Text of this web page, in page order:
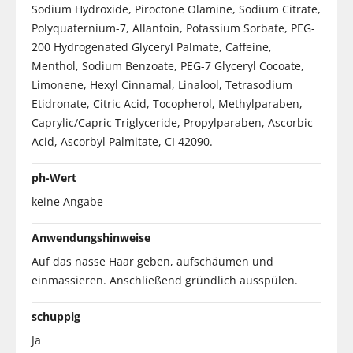
Sodium Hydroxide, Piroctone Olamine, Sodium Citrate,
Polyquaternium-7, Allantoin, Potassium Sorbate, PEG-
200 Hydrogenated Glyceryl Palmate, Caffeine,
Menthol, Sodium Benzoate, PEG-7 Glyceryl Cocoate,
Limonene, Hexyl Cinnamal, Linalool, Tetrasodium
Etidronate, Citric Acid, Tocopherol, Methylparaben,
Caprylic/Capric Triglyceride, Propylparaben, Ascorbic
Acid, Ascorbyl Palmitate, CI 42090.
ph-Wert
keine Angabe
Anwendungshinweise
Auf das nasse Haar geben, aufschäumen und
einmassieren. Anschließend gründlich ausspülen.
schuppig
Ja